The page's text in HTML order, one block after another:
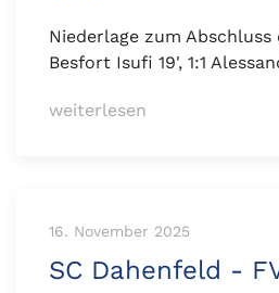
Niederlage zum Abschluss
Besfort Isufi 19', 1:1
weiterlesen
16. November 2025
SC Dahenfeld -